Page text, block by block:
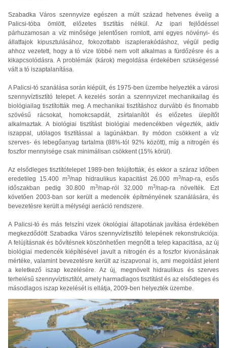
Szabadka Város szennyvize egészen a múlt század hetvenes éveiig a
Palicsi-tóba ömlött, előzetes tisztítás nélkül. Az ipari fejlődéssel
párhuzamosan a víz minősége jelentősen romlott, ami egyes növényi- és
állatfajok kipusztulásához, fokozottabb iszaplerakódáshoz, végül pedig
ahhoz vezetett, hogy a tó vize többé nem volt alkalmas a fürdőzésre és a
kikapcsolódásra. A problémák (károk) megoldása érdekében szükségessé
vált a tó iszaptalanítása.
A Palicsi-tó szanálása során kiépült, és 1975-ben üzembe helyezték a városi
szennyvíztisztító telepet. A kezelés során a szennyvizet mechanikailag és
biológiailag tisztították meg. A mechanikai tisztításhoz durvább és finomabb
szövésű rácsokat, homokcsapdát, zsírtalanítót és előzetes ülepítőt
alkalmaztak. A biológiai tisztítást biológiai medencékben végezték, aktív
iszappal, utólagos tisztítással a lagúnákban. Ily módon csökkent a víz
szerves- és lebegőanyag tartalma (88%-tól 92% között), míg a nitrogén és
foszfor mennyisége csak minimálisan csökkent (15% körül).
Az elsődleges tisztítótelepet 1989-ben felújították, és ekkor a száraz időben
eredetileg 15.400 m3/nap hidraulikus kapacitást 26.000 m3/nap-ra, esős
időszakban pedig 30.800 m3/nap-ról 32.000 m3/nap-ra növelték. Ezt
követően 2003-ban sor került a medencék építményének szanálására, és
bevezetésre került a mélységi aeráció rendszere.
A Palicsi-tó és más felszíni vizek ökológiai állapotának javítása érdekében
megkezdődött Szabadka Város szennyvíztisztító telepének rekonstrukciója.
A felújításnak és bővítésnek köszönhetően megnőtt a telep kapacitása, az új
biológiai medencék kiépítésével javult a nitrogén és a foszfor kivonásának
mértéke, valamint bevezetésre került az iszapvonal is, ami megoldást jelent
a keletkező iszap kezelésére. Az új, megnövelt hidraulikus és szerves
terhelésű szennyvíztisztítót, amely harmadlagos tisztítást és az elsődleges és
másodlagos iszap kezelését is ellátja, 2009-ben helyezték üzembe.